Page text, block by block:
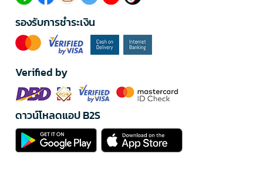
รองรับการชำระเงิน
Verified by
ดาวน์โหลดแอป B2S